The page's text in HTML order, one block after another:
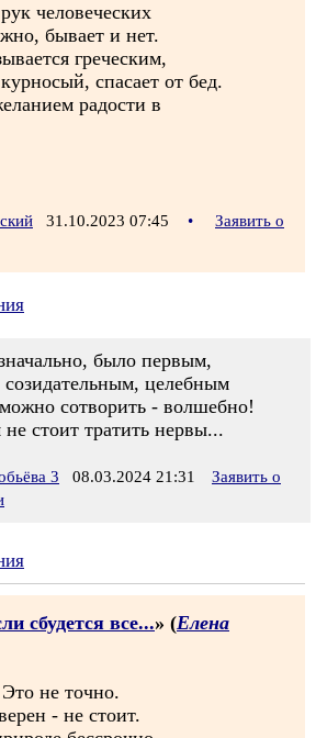
человеческих
бывает и нет.
греческим,
спасает от бед.
радости в
31.10.2023 07:45 •
Заявить о
было первым,
целебным
сотворить - волшебно!
стоит тратить нервы...
3 08.03.2024 21:31
Заявить о
сбудется все...» (Елена
не точно.
- не стоит.